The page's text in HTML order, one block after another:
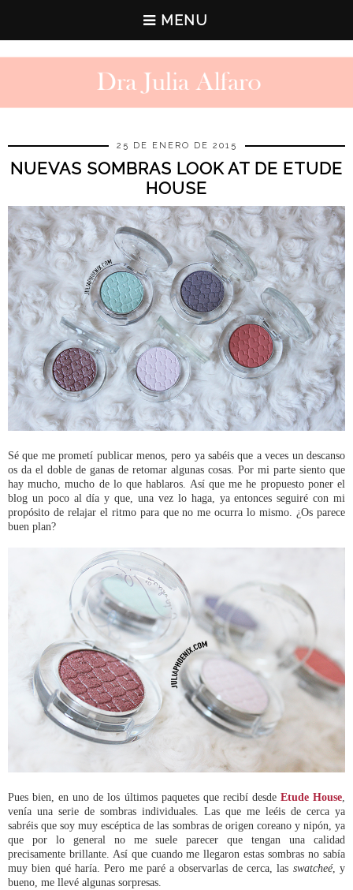
MENU
25 DE ENERO DE 2015
NUEVAS SOMBRAS LOOK AT DE ETUDE
HOUSE
Sé que me prometí publicar menos, pero ya sabéis que a veces un descanso
os da el doble de ganas de retomar algunas cosas. Por mi parte siento que
hay mucho, mucho de lo que hablaros. Así que me he propuesto poner el
blog un poco al día y que, una vez lo haga, ya entonces seguiré con mi
propósito de relajar el ritmo para que no me ocurra lo mismo. ¿Os parece
buen plan?
Pues bien, en uno de los últimos paquetes que recibí desde Etude House,
venía una serie de sombras individuales. Las que me leéis de cerca ya
sabréis que soy muy escéptica de las sombras de origen coreano y nipón, ya
que por lo general no me suele parecer que tengan una calidad
precisamente brillante. Así que cuando me llegaron estas sombras no sabía
muy bien qué haría. Pero me paré a observarlas de cerca, las swatcheé, y
bueno, me llevé algunas sorpresas.